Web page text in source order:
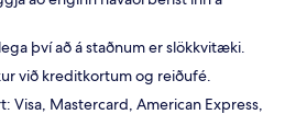
því að á staðnum er slökkvitæki.
við kreditkortum og reiðufé.
Visa, Mastercard, American Express,